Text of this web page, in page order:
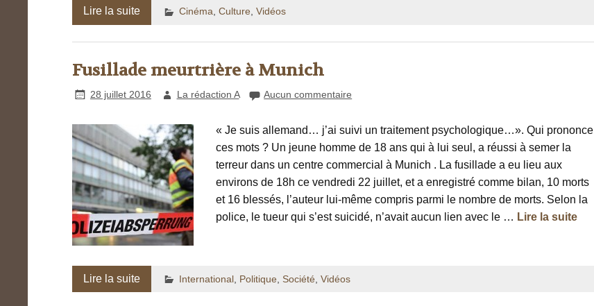
Lire la suite Cinéma, Culture, Vidéos
Fusillade meurtrière à Munich
28 juillet 2016 La rédaction A Aucun commentaire
« Je suis allemand… j’ai suivi un traitement psychologique…». Qui prononce
ces mots ? Un jeune homme de 18 ans qui à lui seul, a réussi à semer la
terreur dans un centre commercial à Munich . La fusillade a eu lieu aux
environs de 18h ce vendredi 22 juillet, et a enregistré comme bilan, 10 morts
et 16 blessés, l’auteur lui-même compris parmi le nombre de morts. Selon la
police, le tueur qui s’est suicidé, n’avait aucun lien avec le … Lire la suite
Lire la suite International, Politique Société Vidéos